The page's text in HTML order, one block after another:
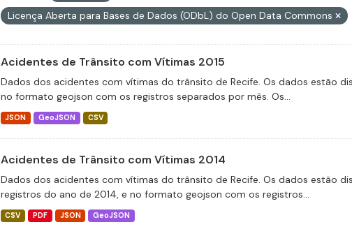
Licença Aberta para Bases de Dados (ODbL) do Open Data Commons
Acidentes de Trânsito com Vítimas 2015
Dados dos acidentes com vítimas do trânsito de Recife. Os dados estão
no formato geojson com os registros separados por mês. Os...
JSON GeoJSON CSV
Acidentes de Trânsito com Vítimas 2014
Dados dos acidentes com vítimas do trânsito de Recife. Os dados estão
registros do ano de 2014, e no formato geojson com os registros...
CSV PDF JSON GeoJSON